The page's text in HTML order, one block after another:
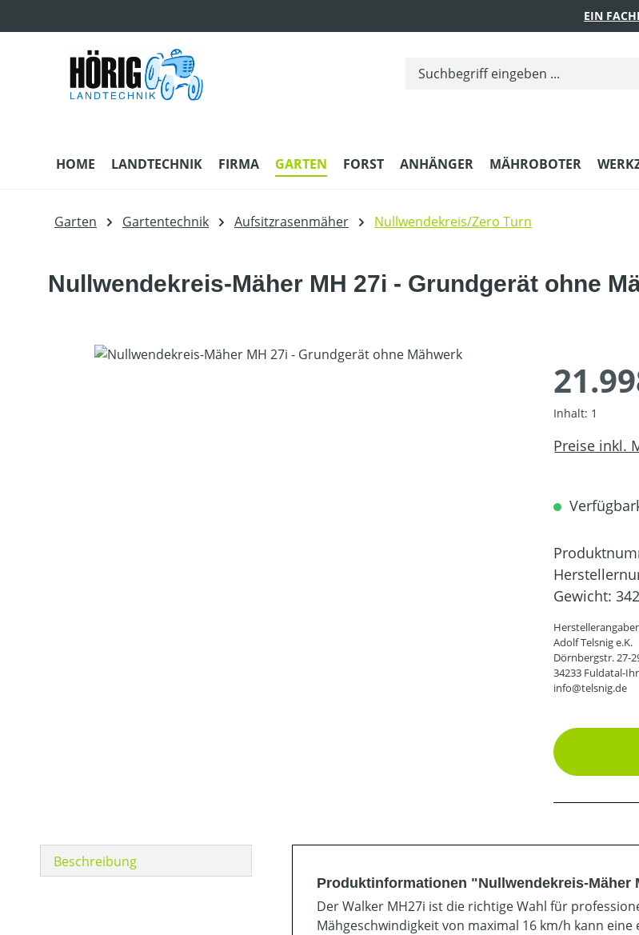
EIN
HOME LANDTECHNIK FIRMA GARTEN FORST ANHÄNGER MÄHROBOTER
Garten Gartentechnik Aufsitzrasenmäher Nullwendekreis/Zero Turn
Nullwendekreis-Mäher MH 27i - Grundgerät ohne
Bildergalerie überspringen
Inhalt: 1
Preise inkl.
Gewicht:
Adolf Telsnig e.K.
Dörnbergstr. 27-
34233 Fuldatal-
info@telsnig.de
Beschreibung
Produktinformationen "Nullwendekreis-Mäher
Der Walker MH27i ist die richtige Wahl für
Mähgeschwindigkeit von maximal 16 km/h kann